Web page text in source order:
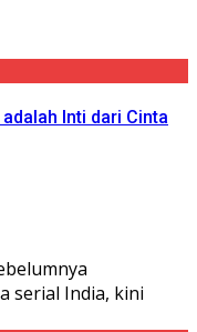
adalah Inti dari Cinta
serial India, kini